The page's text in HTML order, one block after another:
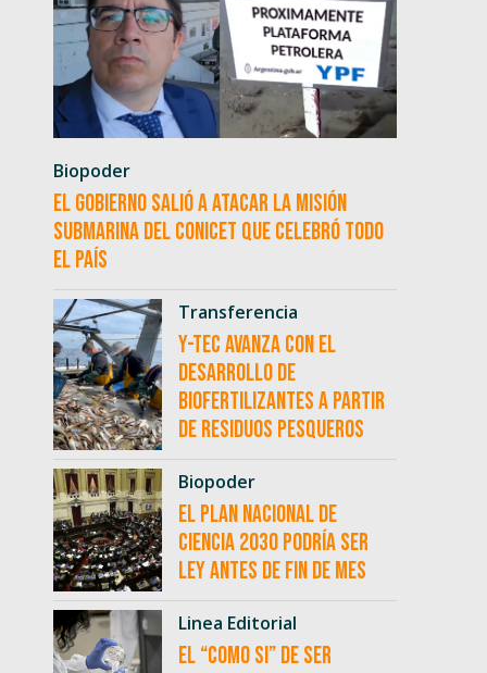
Biopoder
El Gobierno salió a atacar la misión
submarina del CONICET que celebró todo
el país
Transferencia
Y-TEC avanza con el
desarrollo de
biofertilizantes a partir
de residuos pesqueros
Biopoder
El Plan Nacional de
Ciencia 2030 podría ser
ley antes de fin de mes
Linea Editorial
El “como si” de ser